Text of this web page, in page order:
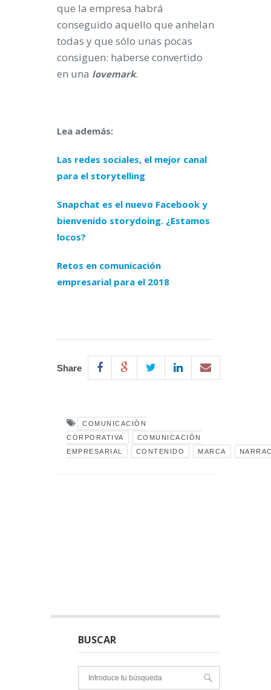
que la empresa habrá
conseguido aquello que anhelan
todas y que sólo unas pocas
consiguen: haberse convertido
en una lovemark.
Lea además:
Las redes sociales, el mejor canal
para el storytelling
Snapchat es el nuevo Facebook y
bienvenido storydoing. ¿Estamos
locos?
Retos en comunicación
empresarial para el 2018
Share
COMUNICACIÓN
CORPORATIVA
COMUNICACIÓN
EMPRESARIAL
CONTENIDO MARCA
BUSCAR